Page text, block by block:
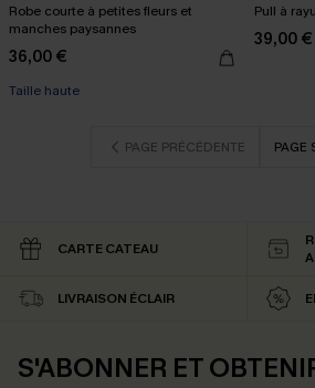
Robe courte à petites fleurs et
manches paysannes
36,00 €
Taille haute
Pull à
39,00 €
PAGE PRÉCÉDENTE PAGE
CARTE CATEAU
LIVRAISON ÉCLAIR
S'ABONNER ET